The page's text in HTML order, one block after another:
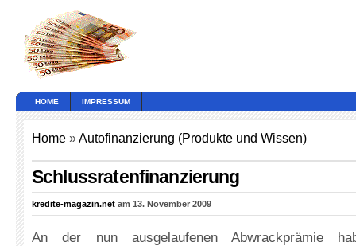
HOME IMPRESSUM
Home »Autofinanzierung (Produkte und Wissen)
Schlussratenfinanzierung
kredite-magazin.net am 13. November 2009
An der nun ausgelaufenen Abwrackprämie